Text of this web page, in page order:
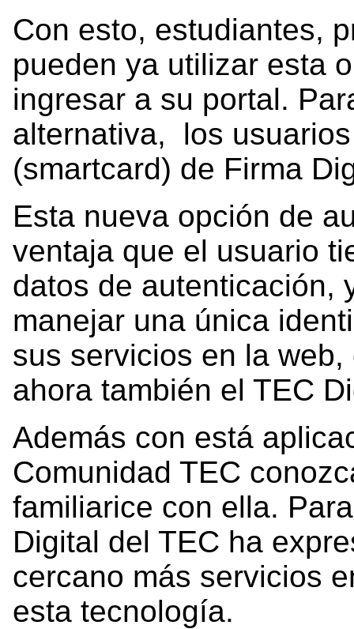
Con esto, estudiantes,
pueden ya utilizar esta
ingresar a su portal.
alternativa, los
(smartcard) de Firma
Esta nueva opción de
ventaja que el usuario
datos de autenticación,
manejar una única
sus servicios en la
ahora también el TEC
Además con está
Comunidad TEC
familiarice con ella.
Digital del TEC ha
cercano más servicios
esta tecnología.